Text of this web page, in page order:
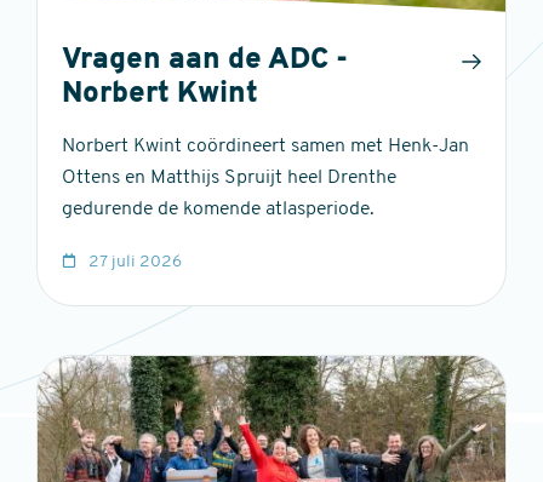
Vragen aan de ADC -
Norbert Kwint
Norbert Kwint coördineert samen met Henk-Jan
Ottens en Matthijs Spruijt heel Drenthe
gedurende de komende atlasperiode.
27 juli 2026